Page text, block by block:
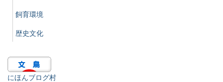
飼育環境
歴史文化
にほんブログ村